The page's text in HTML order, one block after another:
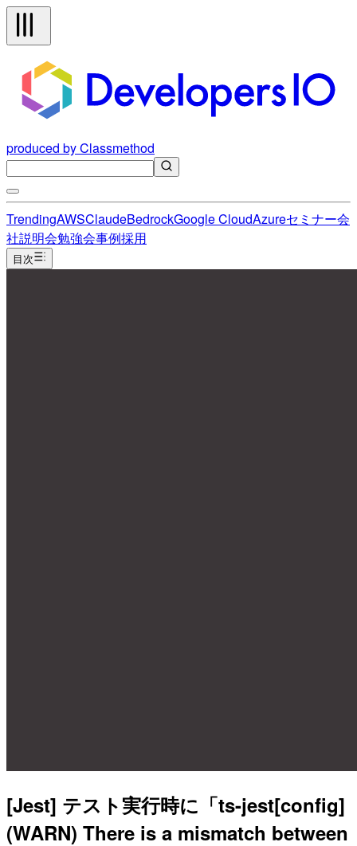
produced by Classmethod
TrendingAWSClaudeBedrockGoogle CloudAzureセミナー会
社説明会勉強会事例採用
目次
[Jest] テスト実行時に「ts-jest[config]
(WARN) There is a mismatch between